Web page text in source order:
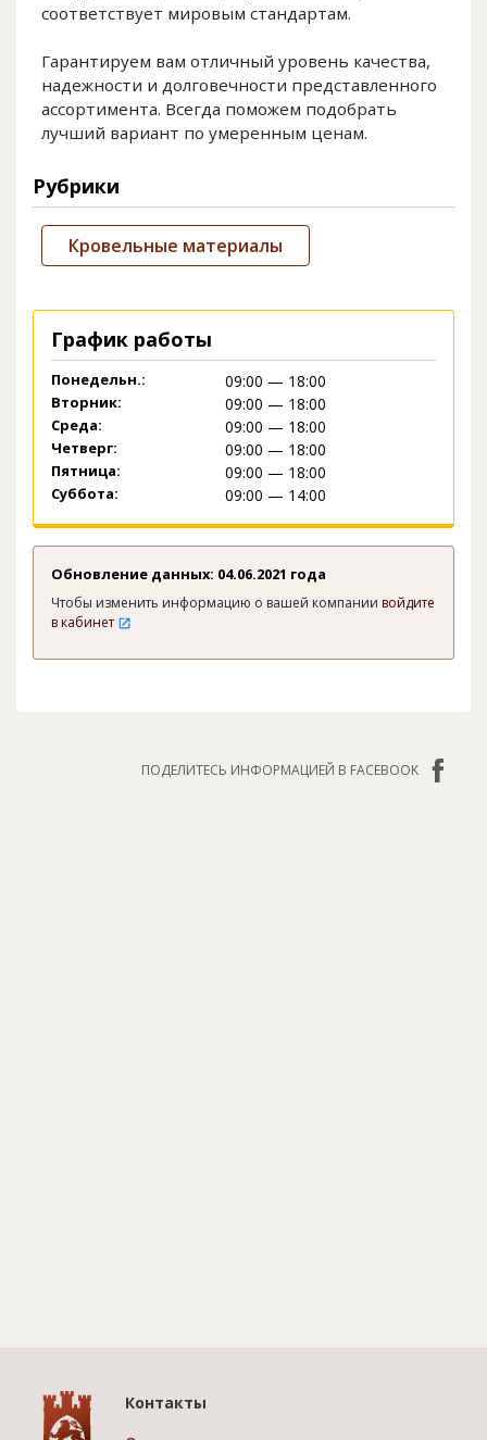
соответствует мировым стандартам.
Гарантируем вам отличный уровень качества,
надежности и долговечности представленного
ассортимента. Всегда поможем подобрать
лучший вариант по умеренным ценам.
Рубрики
Кровельные материалы
График работы
Понедельн.: 09:00 — 18:00
Вторник: 09:00 — 18:00
Среда: 09:00 — 18:00
Четверг: 09:00 — 18:00
Пятница: 09:00 — 18:00
Суббота: 09:00 — 14:00
Обновление данных: 04.06.2021 года
Чтобы изменить информацию о вашей компании войдите
в кабинет
ПОДЕЛИТЕСЬ ИНФОРМАЦИЕЙ В FACEBOOK
Контакты